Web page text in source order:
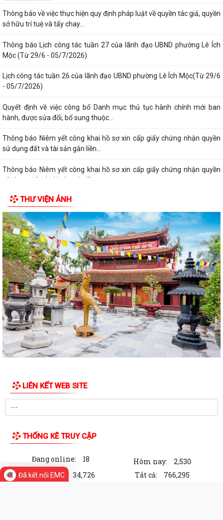
Thông báo về việc thực hiện quy định pháp luật về quyền tác giả, quyền
sở hữu trí tuệ và tẩy chay...
Thông báo Lịch công tác tuần 27 của lãnh đạo UBND phường Lê Ích
Mộc (Từ 29/6 - 05/7/2026)
Lịch công tác tuần 26 của lãnh đạo UBND phường Lê Ích Mộc(Từ 29/6
- 05/7/2026)
Quyết định về việc công bố Danh mục thủ tục hành chính mới ban
hành, được sửa đổi, bổ sung thuộc...
Thông báo Niêm yết công khai hồ sơ xin cấp giấy chứng nhận quyền
sử dụng đất và tài sản gắn liền...
Thông báo Niêm yết công khai hồ sơ xin cấp giấy chứng nhận quyền
sử dụng đất và tài sản gắn liền...
Quyết định về việc công bố Danh mục thủ tục hành chính mới ban
hành, được sửa đổi,bổ sung thuộc...
Thông báo niêm yết công khai hồ sơ xin cấp giấy chứng nhận quyền
sử dụng đất và tài sản gắn liền...
Thông báo niêm yết công khai hồ sơ xin cấp giấy chứng nhận quyền
sử dụng đất và tài sản gắn liền...
Thông báo niêm yết công khai hồ sơ xin cấp giấy chứng nhận quyền
sử dụng đất và tài sản gắn liền...
Thông báo niêm yết công khai hồ sơ xin cấp giấy chứng nhận quyền
sử dụng đất và tài sản gắn liền...
Thông báo Lịch công tác tuần 24 của lãnh đạo UBND Phường Lê Ích
Lãnh đạo Phường Lê Ích Mộc kiểm tra công tác chuẩn bị cơ sở vật chất
phục vụ Kỳ thi tuyển sinh lớp...
hội trên địa bàn Phường Lê...
Thông báo Lịch công tác tuần 21 của lãnh đạo UBND phường Lê Ích
THƯ VIỆN ẢNH
LIÊN KẾT WEB SITE
THỐNG KÊ TRUY CẬP
Đang online: 18 Hôm nay:
2,530
Trong tuần:
34,726 Tất cả: 766,295
Đã kết nối EMC